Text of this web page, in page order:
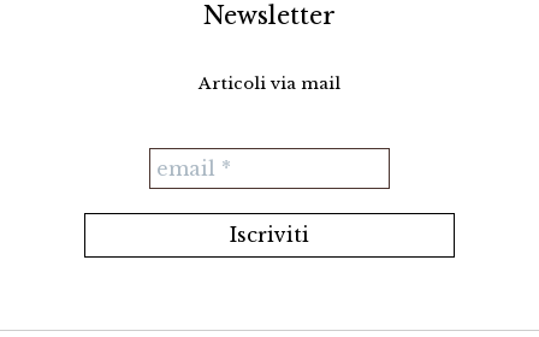
Newsletter
Articoli via mail